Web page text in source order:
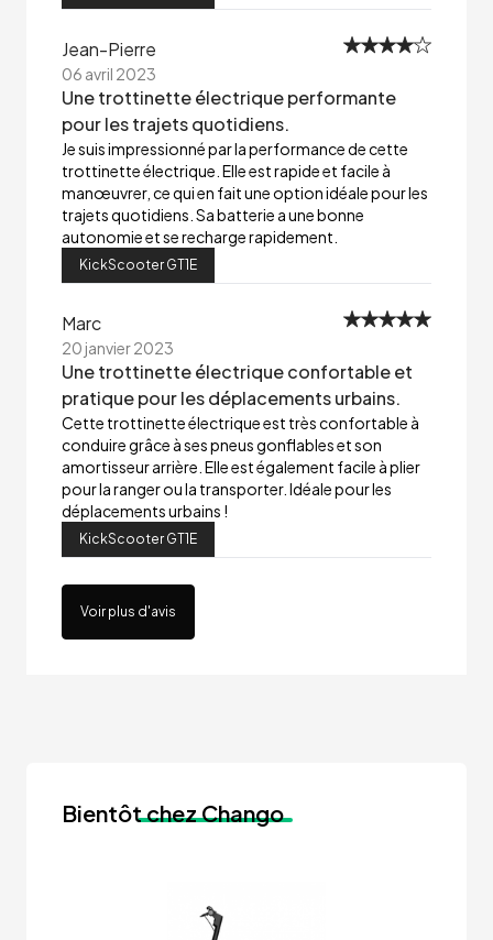
Jean-Pierre
06 avril 2023
Une trottinette électrique performante
pour les trajets quotidiens.
Je suis impressionné par la performance de cette
trottinette électrique. Elle est rapide et facile à
manœuvrer, ce qui en fait une option idéale pour les
trajets quotidiens. Sa batterie a une bonne
autonomie et se recharge rapidement.
KickScooter GT1E
Marc
20 janvier 2023
Une trottinette électrique confortable et
pratique pour les déplacements urbains.
Cette trottinette électrique est très confortable à
conduire grâce à ses pneus gonflables et son
amortisseur arrière. Elle est également facile à plier
pour la ranger ou la transporter. Idéale pour les
déplacements urbains !
KickScooter GT1E
Voir plus d'avis
Bientôtchez Chango